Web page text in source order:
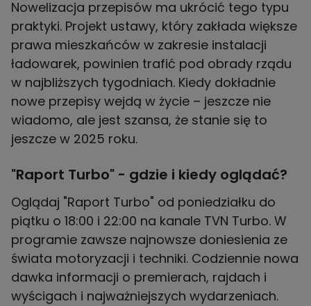
Nowelizacja przepisów ma ukrócić tego typu
praktyki. Projekt ustawy, który zakłada większe
prawa mieszkańców w zakresie instalacji
ładowarek, powinien trafić pod obrady rządu
w najbliższych tygodniach. Kiedy dokładnie
nowe przepisy wejdą w życie – jeszcze nie
wiadomo, ale jest szansa, że stanie się to
jeszcze w 2025 roku.
"Raport Turbo" - gdzie i kiedy oglądać?
Oglądaj "Raport Turbo" od poniedziałku do
piątku o 18:00 i 22:00 na kanale TVN Turbo. W
programie zawsze najnowsze doniesienia ze
świata motoryzacji i techniki. Codziennie nowa
dawka informacji o premierach, rajdach i
wyścigach i najważniejszych wydarzeniach.